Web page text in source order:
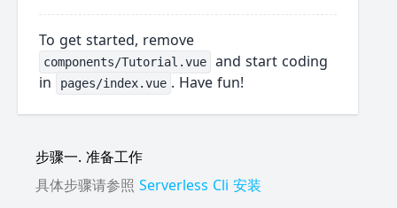
To get started, remove
components/Tutorial.vue
and start coding
in
pages/index.vue . Have fun!
步骤一. 准备工作
具体步骤请参照 Serverless Cli 安装